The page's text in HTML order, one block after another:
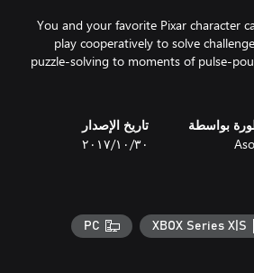
You and your favorite Pixar character
play cooperatively to solve
puzzle-solving to moments of pulse-
بواسطة تاريخ الإصدار
٣٠‏/١٠‏/٢٠١٧
XBOX Series X|S
PC